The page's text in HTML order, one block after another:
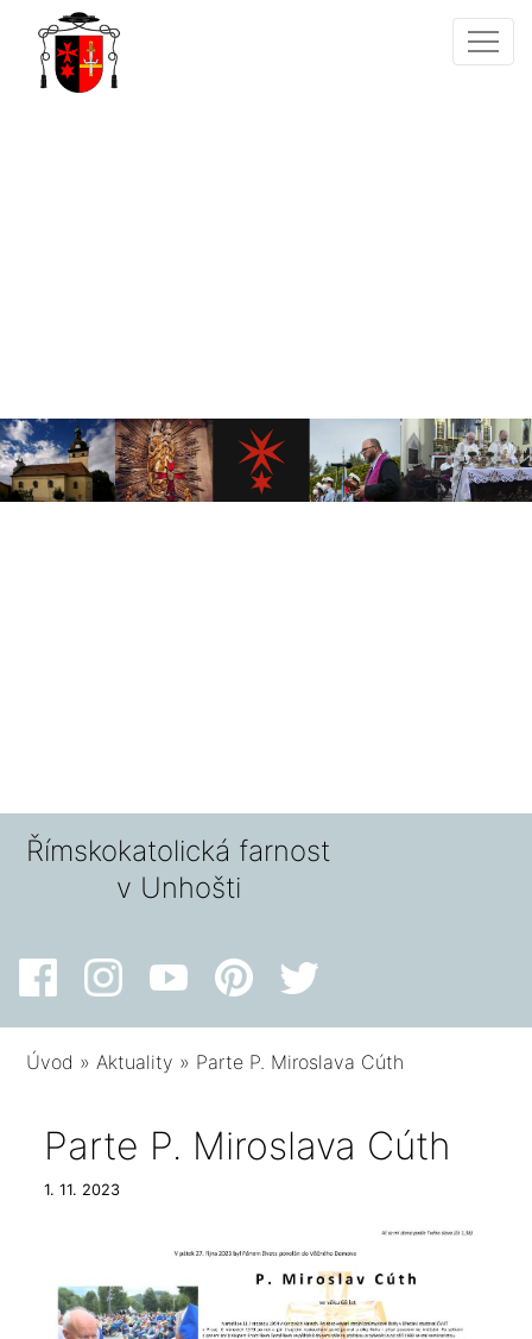
Římskokatolická farnost
v Unhošti
Úvod »Aktuality » Parte P. Miroslava Cúth
Parte P. Miroslava Cúth
1. 11. 2023